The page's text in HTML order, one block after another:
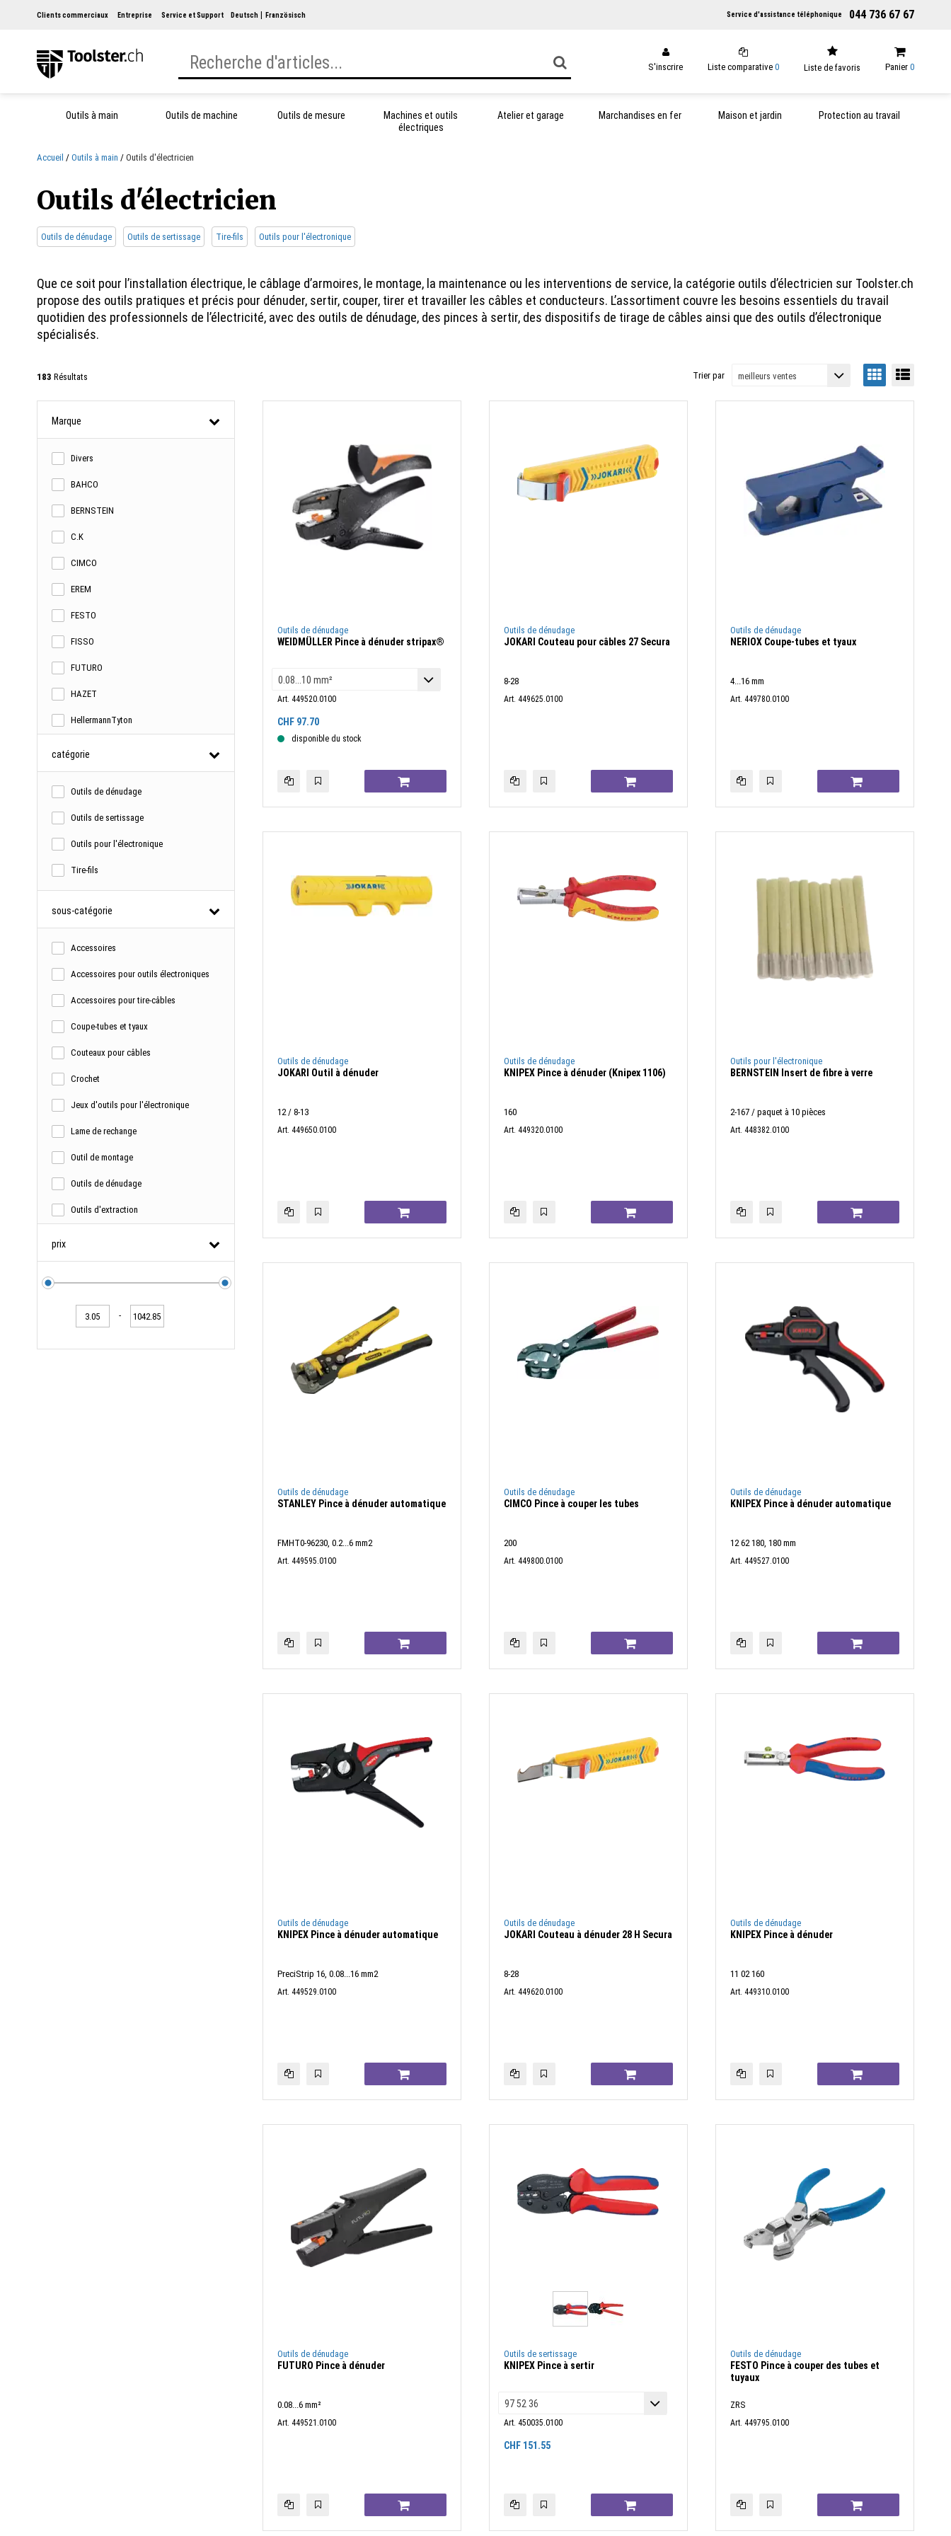
Clients commerciaux Entreprise Service et Support Deutsch Französisch Service d'assistance téléphonique 044 736 67 67
S'inscrire Liste comparative 0 Liste de favoris Panier 0
Outils à main Outils de machine Outils de mesure
Machines et outils
électriques
Atelier et garage Marchandises en fer Maison et jardin Protection au travail
Accueil Outils à main Outils d'électricien
Outils d'électricien
Outils de dénudage Outils de sertissage Tire-fils Outils pour l'électronique
Que ce soit pour l’installation électrique, le câblage d’armoires, le montage, la maintenance ou les interventions de service, la catégorie outils d’électricien sur Toolster.ch
propose des outils pratiques et précis pour dénuder, sertir, couper, tirer et travailler les câbles et conducteurs. L’assortiment couvre les besoins essentiels du travail
quotidien des professionnels de l’électricité, avec des outils de dénudage, des pinces à sertir, des dispositifs de tirage de câbles ainsi que des outils d’électronique
spécialisés.
183 Résultats Trier par
Marque
Divers
BAHCO
BERNSTEIN
C.K
CIMCO
EREM
FESTO
FISSO
FUTURO
HAZET
HellermannTyton
KATIMEX
LEGRIS
NERIOX
WEIDMÜLLER
catégorie
Outils de dénudage
Outils de sertissage
Outils pour l'électronique
Tire-fils
sous-catégorie
Accessoires
Accessoires pour outils électroniques
Accessoires pour tire-câbles
Coupe-tubes et tyaux
Couteaux pour câbles
Crochet
Jeux d'outils pour l'électronique
Lame de rechange
Outil de montage
Outils de dénudage
Outils d'extraction
Pinces à enficher
Pinces à sertir
prix
-
Outils de dénudage
WEIDMÜLLER Pince à dénuder stripax®
Art. 449520.0100
CHF 97.70
disponible du stock
Outils de dénudage
JOKARI Couteau pour câbles 27 Secura
8-28
Art. 449625.0100
Outils de dénudage
NERIOX Coupe-tubes et tyaux
4...16 mm
Art. 449780.0100
Outils de dénudage
JOKARI Outil à dénuder
12 / 8-13
Art. 449650.0100
Outils de dénudage
KNIPEX Pince à dénuder (Knipex 1106)
160
Art. 449320.0100
Outils pour l'électronique
BERNSTEIN Insert de fibre à verre
2-167 / paquet à 10 pièces
Art. 448382.0100
Outils de dénudage
STANLEY Pince à dénuder automatique
FMHT0-96230, 0.2...6 mm2
Art. 449595.0100
Outils de dénudage
CIMCO Pince à couper les tubes
200
Art. 449800.0100
Outils de dénudage
KNIPEX Pince à dénuder automatique
12 62 180, 180 mm
Art. 449527.0100
Outils de dénudage
KNIPEX Pince à dénuder automatique
PreciStrip 16, 0.08...16 mm2
Art. 449529.0100
Outils de dénudage
JOKARI Couteau à dénuder 28 H Secura
8-28
Art. 449620.0100
Outils de dénudage
KNIPEX Pince à dénuder
11 02 160
Art. 449310.0100
Outils de dénudage
FUTURO Pince à dénuder
0.08...6 mm²
Art. 449521.0100
Outils de sertissage
KNIPEX Pince à sertir
Art. 450035.0100
CHF 151.55
Outils de dénudage
FESTO Pince à couper des tubes et
tuyaux
ZRS
Art. 449795.0100